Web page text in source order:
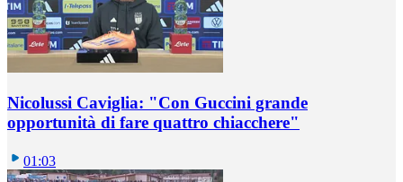
Nicolussi Caviglia: "Con Guccini grande
opportunità di fare quattro chiacchere"
01:03